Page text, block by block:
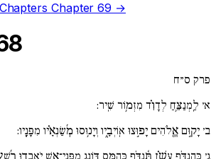
Chapter 69 →
פרק ס״ח
א׳ לַֽמְנַצֵּ֥חַ לְדָוִ֗ד מִזְמ֥וֹר שִֽׁיר:
ב׳ יָק֣וּם אֱ֖לֹהִים יָפ֣וּצוּ אֽוֹיְבָ֑יו וְיָנ֥וּסוּ מְ֜שַׂנְאָ֗יו מִפָּנָֽיו:
ג׳ כְּהִנְדֹּ֥ף עָשָׁ֗ן תִּ֫נְדֹּ֥ף כְּהִמֵּ֣ס דּ֖וֹנַג מִפְּנֵי־אֵ֑שׁ יֹֽאבְד֥וּ